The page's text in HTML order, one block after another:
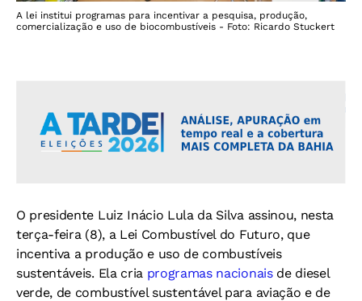
A lei institui programas para incentivar a pesquisa, produção,
comercialização e uso de biocombustíveis - Foto: Ricardo Stuckert
O presidente Luiz Inácio Lula da Silva assinou, nesta
terça-feira (8), a Lei Combustível do Futuro, que
incentiva a produção e uso de combustíveis
sustentáveis. Ela cria programas nacionaisde diesel
verde, de combustível sustentável para aviação e de